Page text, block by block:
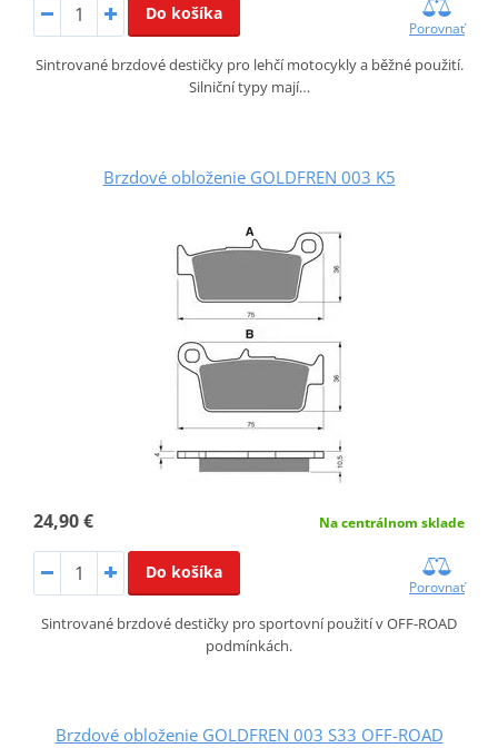
Do košíka
Porovnať
Sintrované brzdové destičky pro lehčí motocykly a běžné použití.
Silniční typy mají…
Brzdové obloženie GOLDFREN 003 K5
24,90 € Na centrálnom sklade
Do košíka
Porovnať
Sintrované brzdové destičky pro sportovní použití v OFF-ROAD
podmínkách.
Brzdové obloženie GOLDFREN 003 S33 OFF-ROAD